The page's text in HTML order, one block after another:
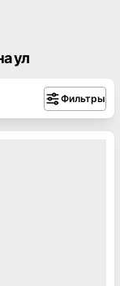
ул
Фильтры